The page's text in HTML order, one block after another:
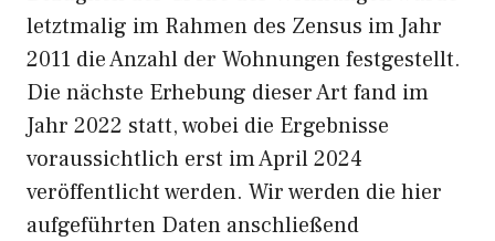
letztmalig im Rahmen des Zensus im Jahr
2011 die Anzahl der Wohnungen festgestellt.
Die nächste Erhebung dieser Art fand im
Jahr 2022 statt, wobei die Ergebnisse
voraussichtlich erst im April 2024
veröffentlicht werden. Wir werden die hier
aufgeführten Daten anschließend